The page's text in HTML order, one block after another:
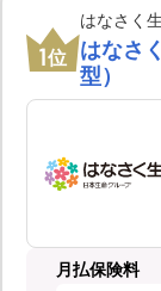
1位
はなさく
はなさ
型）
月払保険料